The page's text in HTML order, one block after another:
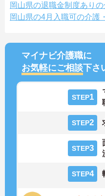
岡山県の退職金制度あり
岡山県の4月入職可の介護
マイナビ介護職に
お気軽にご相談下さ
STEP1
STEP2
STEP3
STEP4